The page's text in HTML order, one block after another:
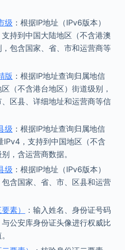
级 ：根据IP地址（IPv6版本）
持到中国大陆地区（不含港澳
包含国家、省、市和运营商等
版 ：根据IP地址查询归属地信
（不含港台地区）街道级别，
区县、详细地址和运营商等信
级 ：根据IP地址查询归属地信
IPv4，支持到中国地区（不含
，含运营商数据。
级 ：根据IP地址（IPv6版本）
含国家、省、市、区县和运营
素）
：输入姓名、身份证号码
公安库身份证头像进行权威比